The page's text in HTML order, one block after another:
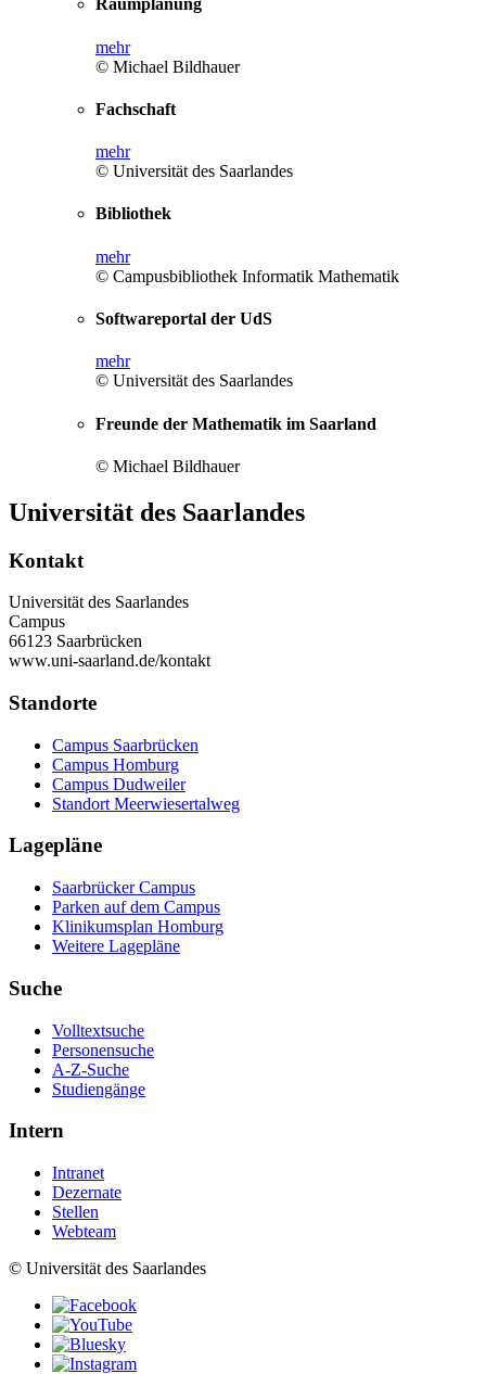
Raumplanung
mehr
© Michael Bildhauer
Fachschaft
mehr
© Universität des Saarlandes
Bibliothek
mehr
© Campusbibliothek Informatik Mathematik
Softwareportal der UdS
mehr
© Universität des Saarlandes
Freunde der Mathematik im Saarland
© Michael Bildhauer
Universität des Saarlandes
Kontakt
Universität des Saarlandes
Campus
66123 Saarbrücken
www.uni-saarland.de/kontakt
Standorte
Campus Saarbrücken
Campus Homburg
Campus Dudweiler
Standort Meerwiesertalweg
Lagepläne
Saarbrücker Campus
Parken auf dem Campus
Klinikumsplan Homburg
Weitere Lagepläne
Suche
Volltextsuche
Personensuche
A-Z-Suche
Studiengänge
Intern
Intranet
Dezernate
Stellen
Webteam
© Universität des Saarlandes